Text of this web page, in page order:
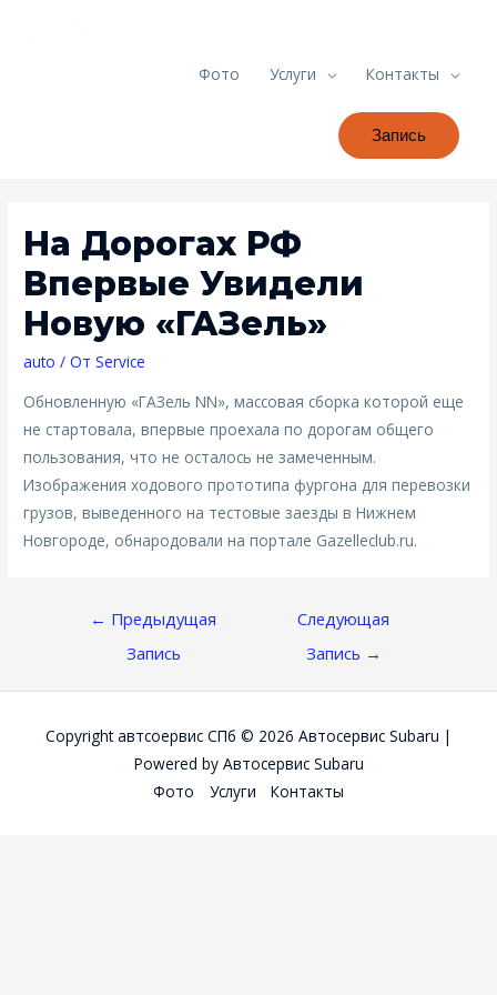
Фото Услуги Контакты
Запись
На Дорогах РФ
Впервые Увидели
Новую «ГАЗель»
auto / От Service
Обновленную «ГАЗель NN», массовая сборка которой еще
не стартовала, впервые проехала по дорогам общего
пользования, что не осталось не замеченным.
Изображения ходового прототипа фургона для перевозки
грузов, выведенного на тестовые заезды в Нижнем
Новгороде, обнародовали на портале Gazelleclub.ru.
Навигация
Записям
← Предыдущая
Запись
Следующая
Запись →
Copyright автсоервис СПб © 2026 Автосервис Subaru |
Powered by Автосервис Subaru
Фото
Услуги Контакты